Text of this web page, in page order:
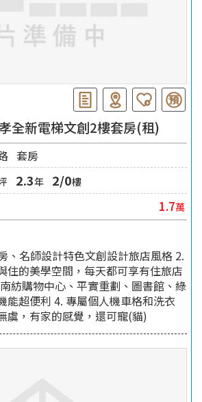
全新電梯文創2樓套房(租)
套房
2.3年 2/0樓
1.7萬
、名師設計特色文創設計旅店風格 2.
住的美學空間，每天都可享有住旅店
紡購物中心、平實重劃、圖書館、綠
能超便利 4. 專屬個人機車格和洗衣
虞，有家的感覺，還可寵(貓)